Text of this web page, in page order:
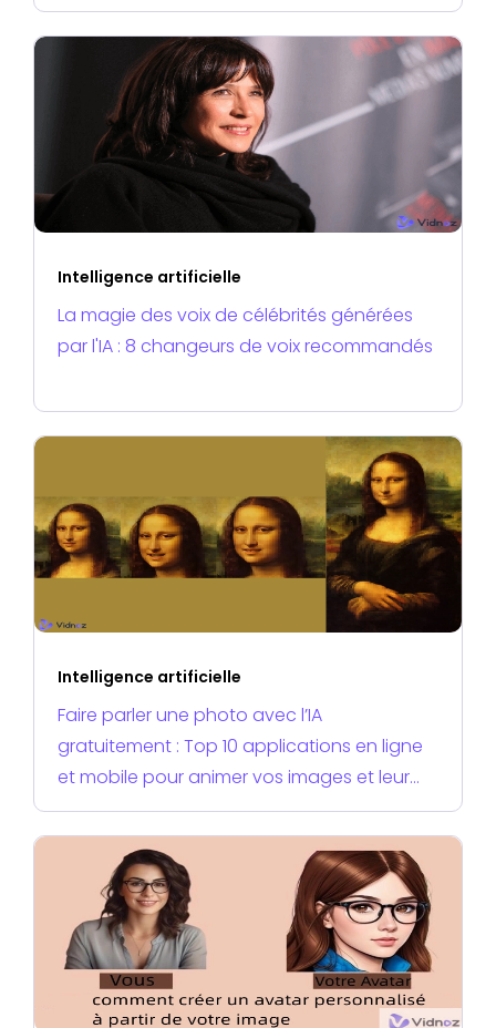
étapes [Guide 2025]
Intelligence artificielle
La magie des voix de célébrités générées
par l'IA : 8 changeurs de voix recommandés
Intelligence artificielle
Faire parler une photo avec l’IA
gratuitement : Top 10 applications en ligne
et mobile pour animer vos images et leur
donner une voix facilement en 2025